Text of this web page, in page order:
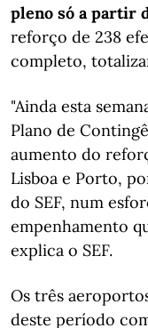
pleno só a partir
reforço de 238
completo,
"Ainda esta
Plano de
aumento do
Lisboa e Porto,
do SEF, num
empenhamento
explica o SEF.
Os três
deste período